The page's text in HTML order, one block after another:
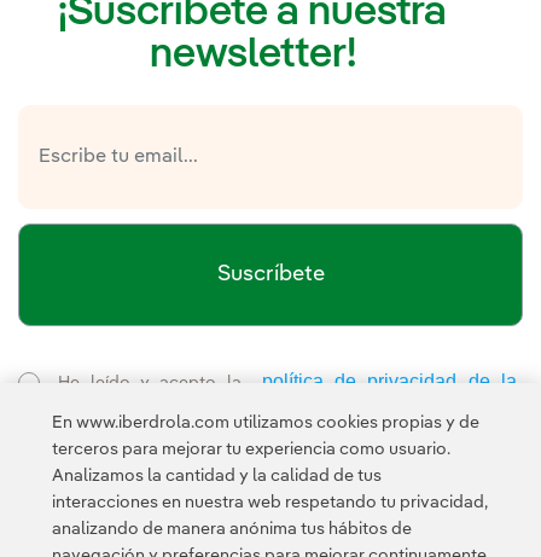
¡Suscríbete a nuestra
newsletter!
Suscríbete
He leído y acepto la
política de privacidad de la
Newsletter
Enlace externo, se abre en ventana nueva.
Esta página está protegida por reCAPTCHA y se aplican la
Política de privacidad y los
En www.iberdrola.com utilizamos cookies propias y de
terceros para mejorar tu experiencia como usuario.
Analizamos la cantidad y la calidad de tus
interacciones en nuestra web respetando tu privacidad,
analizando de manera anónima tus hábitos de